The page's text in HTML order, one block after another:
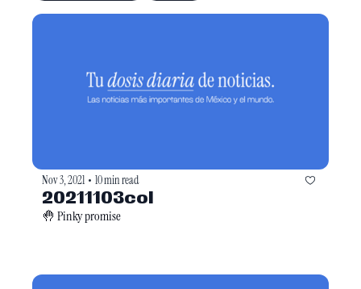
Nov 3, 2021 • 10 min read
20211103col
🤚 Pinky promise